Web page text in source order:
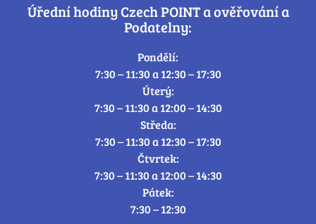
Úřední hodiny Czech POINT a ověřování a
Podatelny:
Pondělí:
7:30 – 11:30 a 12:30 – 17:30
Úterý:
7:30 – 11:30 a 12:00 – 14:30
Středa:
7:30 – 11:30 a 12:30 – 17:30
Čtvrtek:
7:30 – 11:30 a 12:00 – 14:30
Pátek:
7:30 – 12:30